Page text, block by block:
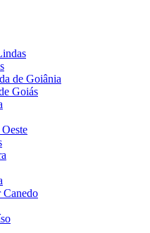
de Goiânia
Goiás
Canedo